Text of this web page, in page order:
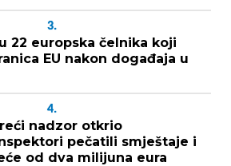
3.
22 europska čelnika koji
EU nakon događaja u
4.
nadzor otkrio
pečatili smještaje i
od dva milijuna eura